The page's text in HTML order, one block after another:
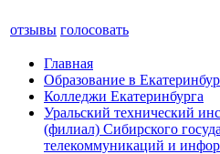
отзывы голосовать
Главная
Образование в
Колледжи Екатеринбурга
Уральский технический
(филиал) Сибирского
телекоммуникаций и